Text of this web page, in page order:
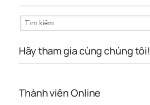
Hãy tham gia cùng chúng tôi!
Thành viên Online